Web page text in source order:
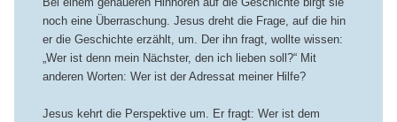
noch eine Überraschung. Jesus dreht die Frage, auf die hin
er die Geschichte erzählt, um. Der ihn fragt, wollte wissen:
„Wer ist denn mein Nächster, den ich lieben soll?“ Mit
anderen Worten: Wer ist der Adressat meiner Hilfe?
Jesus kehrt die Perspektive um. Er fragt: Wer ist dem